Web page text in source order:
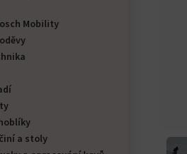
Mobility
a stoly